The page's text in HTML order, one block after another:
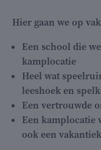
Hier gaan we op
Een school die
kamplocatie
Heel wat
leeshoek en
Een vertrouwde
Een kamplocatie
ook een